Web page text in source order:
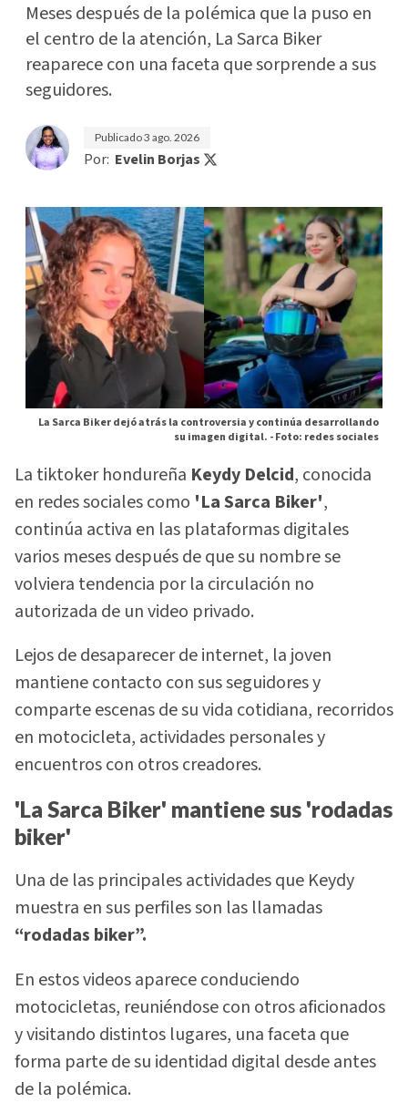
Meses después de la polémica que la puso en
el centro de la atención, La Sarca Biker
reaparece con una faceta que sorprende a sus
seguidores.
Publicado3 ago. 2026
Por: Evelin Borjas
La Sarca Biker dejó atrás la controversia y continúa desarrollando
su imagen digital. -Foto: redes sociales
La tiktoker hondureña Keydy Delcid, conocida
en redes sociales como 'La Sarca Biker',
continúa activa en las plataformas digitales
varios meses después de que su nombre se
volviera tendencia por la circulación no
autorizada de un video privado.
Lejos de desaparecer de internet, la joven
mantiene contacto con sus seguidores y
comparte escenas de su vida cotidiana, recorridos
en motocicleta, actividades personales y
encuentros con otros creadores.
'La Sarca Biker' mantiene sus 'rodadas
biker'
Una de las principales actividades que Keydy
muestra en sus perfiles son las llamadas
“rodadas biker”.
En estos videos aparece conduciendo
motocicletas, reuniéndose con otros aficionados
y visitando distintos lugares, una faceta que
forma parte de su identidad digital desde antes
de la polémica.